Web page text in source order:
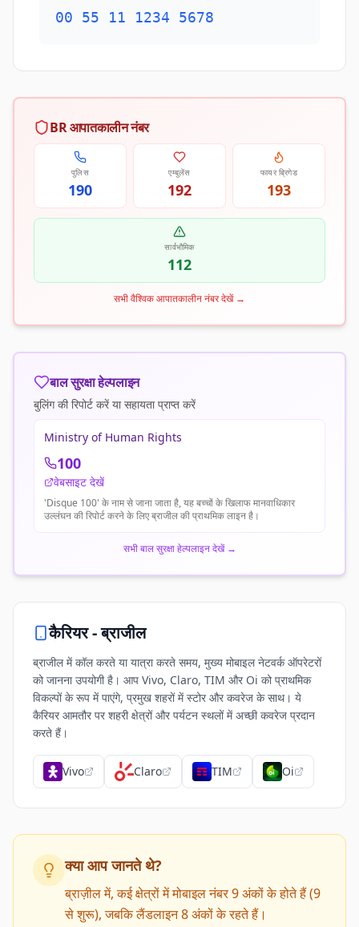
00 55 11 1234 5678
BR आपातकालीन नंबर
पुलिस
190
एम्बुलेंस
192
फायर ब्रिगेड
193
सार्वभौमिक
112
सभी वैश्विक आपातकालीन नंबर देखें→
बाल सुरक्षा हेल्पलाइन
बुलिंग की रिपोर्ट करें या सहायता प्राप्त करें
Ministry of Human Rights
100
वेबसाइट देखें
'Disque 100' के नाम से जाना जाता है, यह बच्चों के खिलाफ मानवाधिकार
उल्लंघन की रिपोर्ट करने के लिए ब्राजील की प्राथमिक लाइन है।
सभी बाल सुरक्षा हेल्पलाइन देखें→
कैरियर -ब्राजील
ब्राजील में कॉल करते या यात्रा करते समय, मुख्य मोबाइल नेटवर्क ऑपरेटरों
को जानना उपयोगी है। आप Vivo, Claro, TIM और Oi को प्राथमिक
विकल्पों के रूप में पाएंगे, प्रमुख शहरों में स्टोर और कवरेज के साथ। ये
कैरियर आमतौर पर शहरी क्षेत्रों और पर्यटन स्थलों में अच्छी कवरेज प्रदान
करते हैं।
Vivo Claro TIM Oi
क्या आप जानते थे?
ब्राज़ील में, कई क्षेत्रों में मोबाइल नंबर 9 अंकों के होते हैं (9
से शुरू), जबकि लैंडलाइन 8 अंकों के रहते हैं।